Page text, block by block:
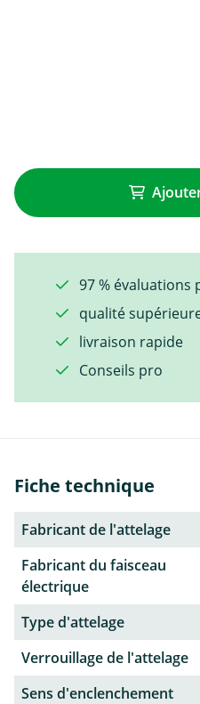
97 % évaluations
qualité
livraison rapide
Conseils pro
Fiche technique
Fabricant de l'attelage
Fabricant du faisceau
électrique
Type d'attelage
Verrouillage de l'attelage
Sens d'enclenchement